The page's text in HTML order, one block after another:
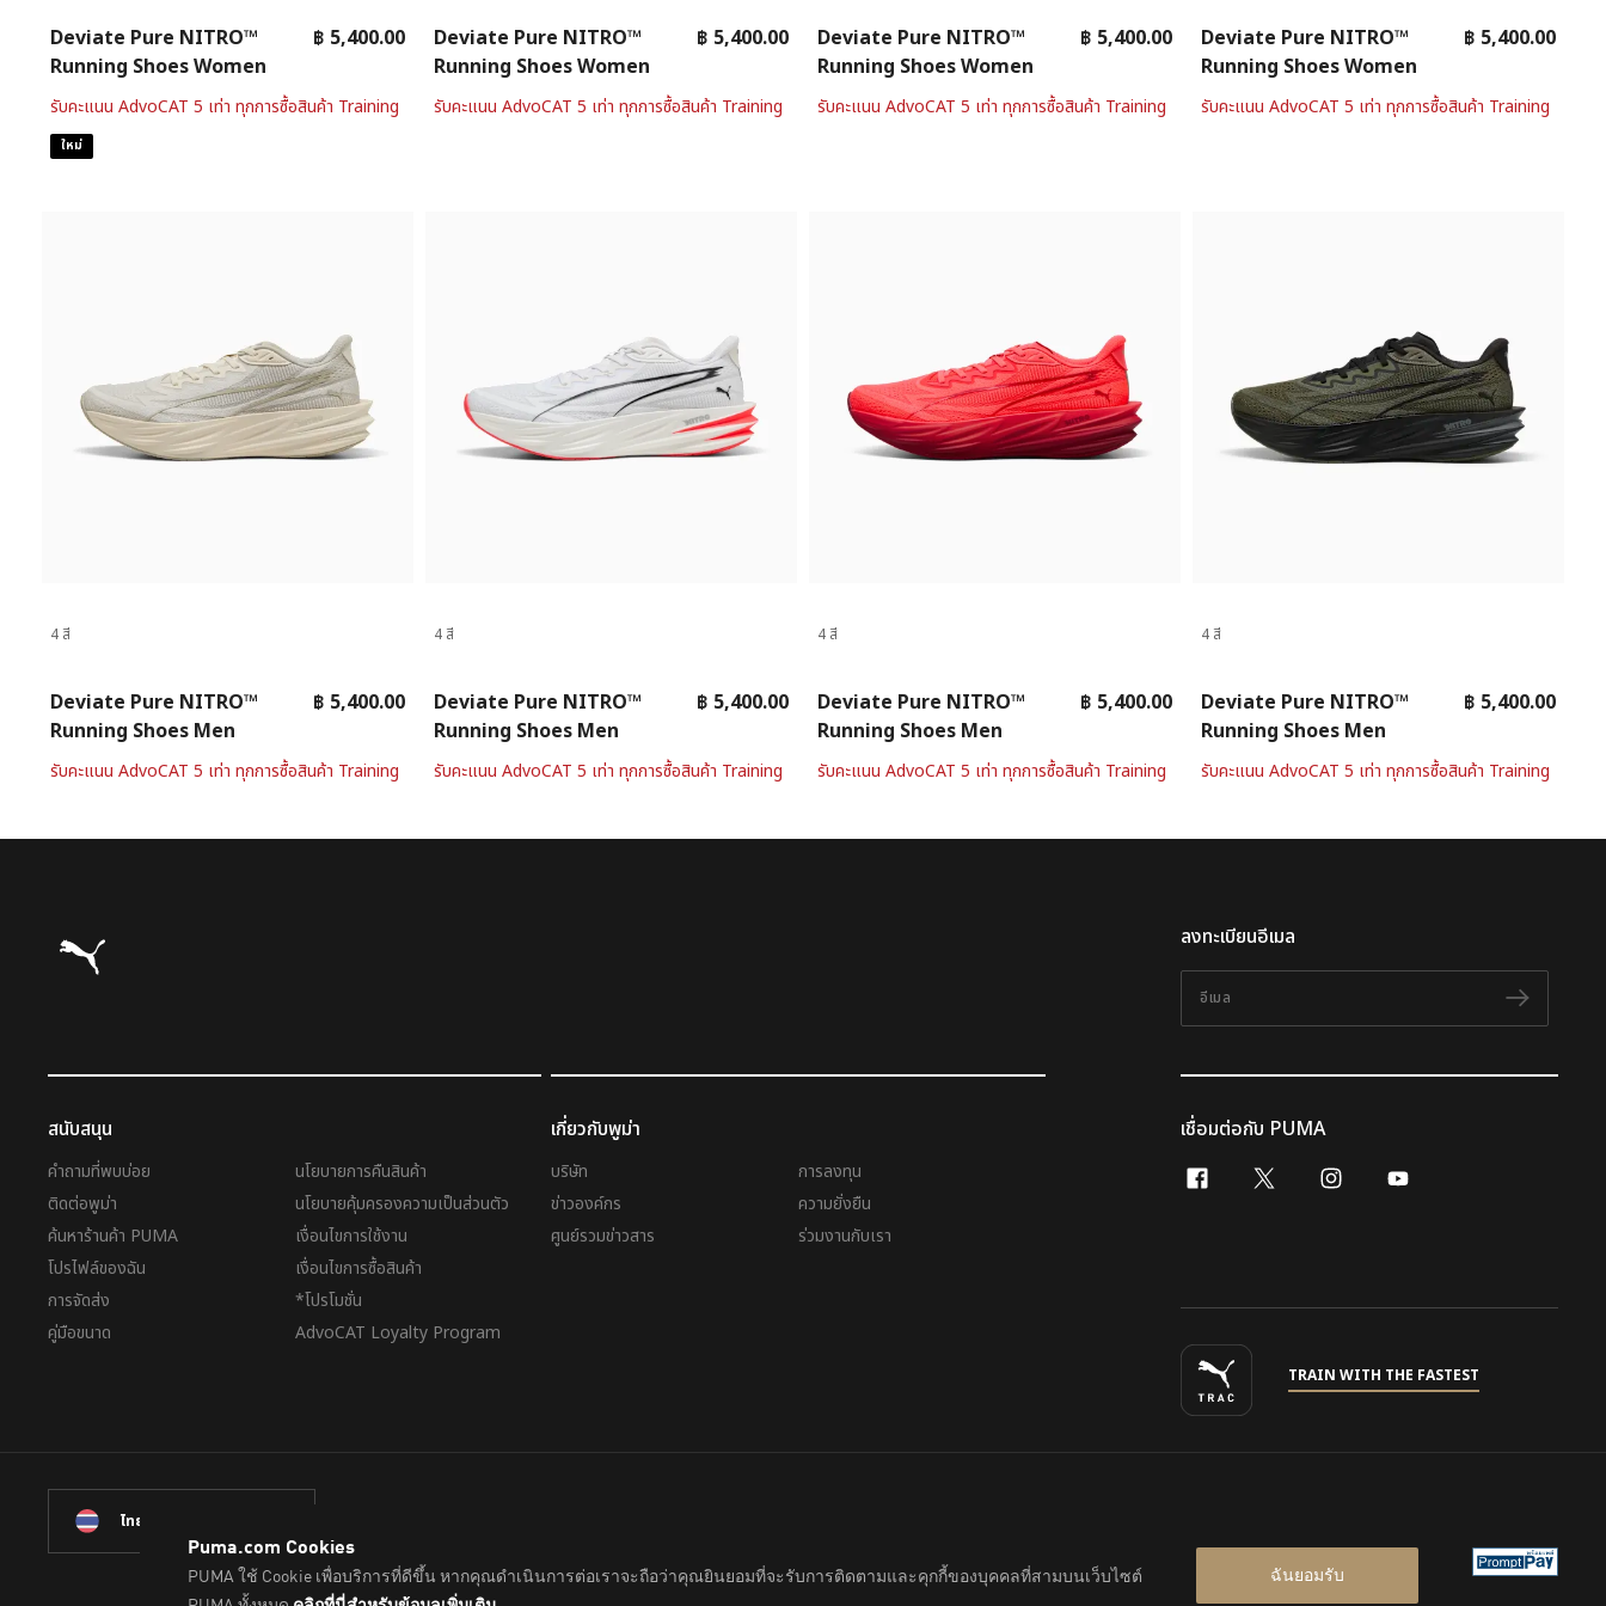
Deviate Pure NITRO™
Running Shoes Women
฿ 5,400.00
รับคะแนน AdvoCAT 5 เท่า ทุกการซื้อสินค้า Training
ใหม่
Deviate Pure NITRO™
Running Shoes Women
฿ 5,400.00
รับคะแนน AdvoCAT 5 เท่า ทุกการซื้อสินค้า Training
Deviate Pure NITRO™
Running Shoes Women
฿ 5,400.00
รับคะแนน AdvoCAT 5 เท่า ทุกการซื้อสินค้า Training
Deviate Pure NITRO™
Running Shoes Women
฿ 5,400.00
รับคะแนน AdvoCAT 5 เท่า ทุกการซื้อสินค้า Training
4 สี
Deviate Pure NITRO™
Running Shoes Men
฿ 5,400.00
รับคะแนน AdvoCAT 5 เท่า ทุกการซื้อสินค้า Training
4 สี
Deviate Pure NITRO™
Running Shoes Men
฿ 5,400.00
รับคะแนน AdvoCAT 5 เท่า ทุกการซื้อสินค้า Training
4 สี
Deviate Pure NITRO™
Running Shoes Men
฿ 5,400.00
รับคะแนน AdvoCAT 5 เท่า ทุกการซื้อสินค้า Training
4 สี
Deviate Pure NITRO™
Running Shoes Men
฿ 5,400.00
รับคะแนน AdvoCAT 5 เท่า ทุกการซื้อสินค้า Training
Puma โฮม
ลงทะเบียนอีเมล
ติดตาม
สนับสนุน
คำถามที่พบบ่อย
ติดต่อพูม่า
ค้นหาร้านค้า PUMA
โปรไฟล์ของฉัน
การจัดส่ง
คู่มือขนาด
นโยบายการคืนสินค้า
นโยบายคุ้มครองความเป็นส่วนตัว
เงื่อนไขการใช้งาน
เงื่อนไขการซื้อสินค้า
*โปรโมชั่น
AdvoCAT Loyalty Program
เกี่ยวกับพูม่า
บริษัท
ข่าวองค์กร
ศูนย์รวมข่าวสาร
การลงทุน
ความยั่งยืน
ร่วมงานกับเรา
เชื่อมต่อกับ PUMA
facebook
x-twitterinstagram
youtube
TRAIN WITH THE FASTEST
ไทย